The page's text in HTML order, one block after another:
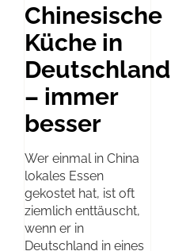
Chinesische
Küche in
Deutschland
– immer
besser
Wer einmal in China
lokales Essen
gekostet hat, ist oft
ziemlich enttäuscht,
wenn er in
Deutschland in eines